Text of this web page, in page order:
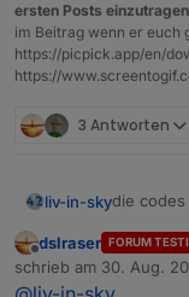
ersten Posts
im Beitrag wenn er euch
https://picpick.app/en/
https://
3 Antworten
liv-in-skydie
Spoiler
Offline
dslraser FORUM
schrieb am 30. Aug.
zuletzt editiert von